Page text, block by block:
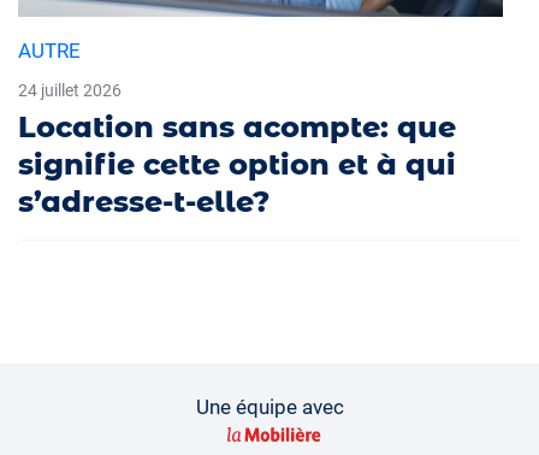
AUTRE
24 juillet 2026
Location sans acompte: que
signifie cette option et à qui
s’adresse-t-elle?
Une équipe avec